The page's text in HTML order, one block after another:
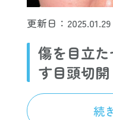
更新日：2025.01.29
傷を目立
す目頭切開
続